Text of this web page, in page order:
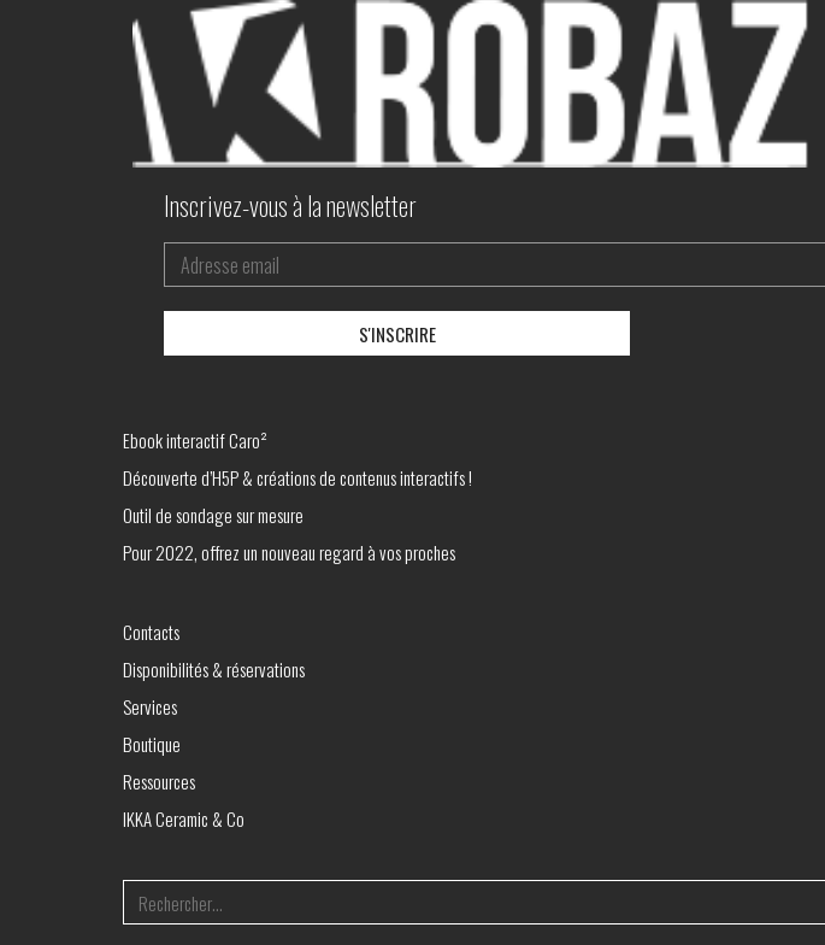
Inscrivez-vous à la newsletter
Ebook interactif Caro²
Découverte d’H5P & créations de contenus interactifs !
Outil de sondage sur mesure
Pour 2022, offrez un nouveau regard à vos proches
Contacts
Disponibilités & réservations
Services
Boutique
Ressources
IKKA Ceramic & Co
Search
for: